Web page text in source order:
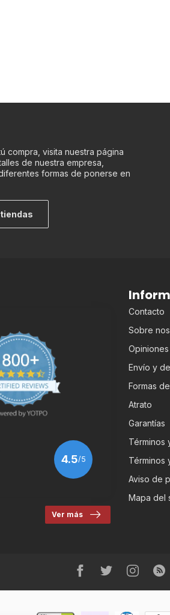
compra, visita nuestra página
de nuestra empresa,
formas de ponerse en
4.5/5
Ver más
Contacto
Sobre
Envío y
Formas
Atrato
Garantías
Términos
Términos
Aviso de
Mapa del